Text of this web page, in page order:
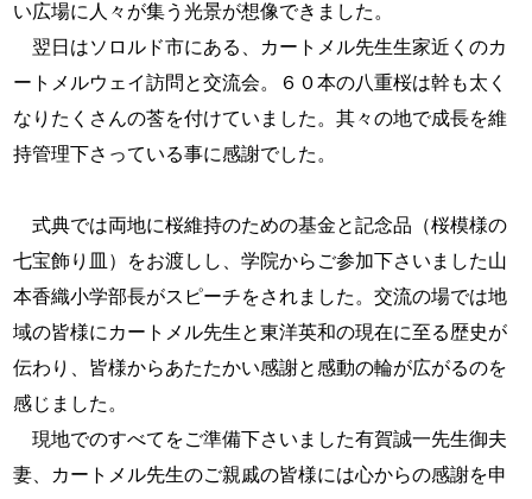
い広場に人々が集う光景が想像できました。
翌日はソロルド市にある、カートメル先生生家近くのカ
ートメルウェイ訪問と交流会。６０本の八重桜は幹も太く
なりたくさんの莟を付けていました。其々の地で成長を維
持管理下さっている事に感謝でした。
式典では両地に桜維持のための基金と記念品（桜模様の
七宝飾り皿）をお渡しし、学院からご参加下さいました山
本香織小学部長がスピーチをされました。交流の場では地
域の皆様にカートメル先生と東洋英和の現在に至る歴史が
伝わり、皆様からあたたかい感謝と感動の輪が広がるのを
感じました。
現地でのすべてをご準備下さいました有賀誠一先生御夫
妻、カートメル先生のご親戚の皆様には心からの感謝を申